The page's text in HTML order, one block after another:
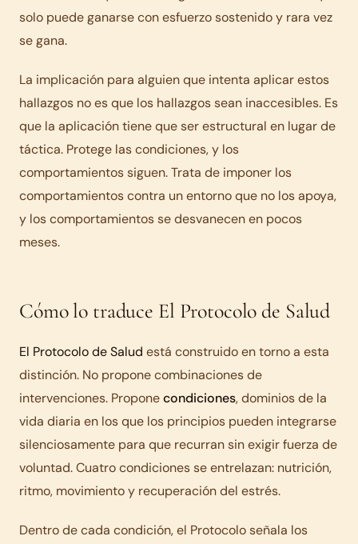
solo puede ganarse con esfuerzo sostenido y rara vez
se gana.
La implicación para alguien que intenta aplicar estos
hallazgos no es que los hallazgos sean inaccesibles. Es
que la aplicación tiene que ser estructural en lugar de
táctica. Protege las condiciones, y los
comportamientos siguen. Trata de imponer los
comportamientos contra un entorno que no los apoya,
y los comportamientos se desvanecen en pocos
meses.
Cómo lo traduce El Protocolo de Salud
El Protocolo de Salud está construido en torno a esta
distinción. No propone combinaciones de
intervenciones. Proponecondiciones, dominios de la
vida diaria en los que los principios pueden integrarse
silenciosamente para que recurran sin exigir fuerza de
voluntad. Cuatro condiciones se entrelazan: nutrición,
ritmo, movimiento y recuperación del estrés.
Dentro de cada condición, el Protocolo señala los